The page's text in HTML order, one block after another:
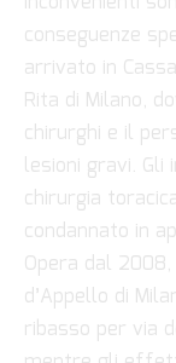
conseguenze
arrivato in
Rita di Milano,
chirurghi e il
lesioni gravi. Gli
chirurgia
condannato in
Opera dal
d’Appello di
ribasso per via